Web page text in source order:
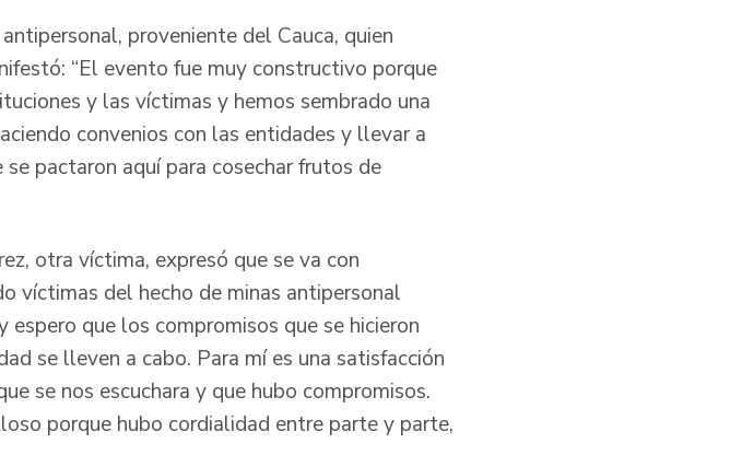
proveniente del Cauca, quien
“El evento fue muy constructivo porque
y las víctimas y hemos sembrado una
convenios con las entidades y llevar a
pactaron aquí para cosechar frutos de
otra víctima, expresó que se va con
víctimas del hecho de minas antipersonal
que los compromisos que se hicieron
se lleven a cabo. Para mí es una satisfacción
se nos escuchara y que hubo compromisos.
porque hubo cordialidad entre parte y parte,